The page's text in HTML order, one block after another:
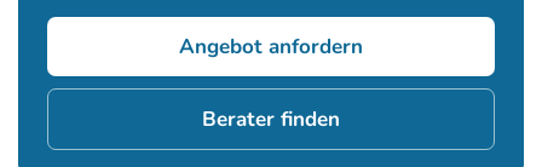
Angebot anfordern
Berater finden